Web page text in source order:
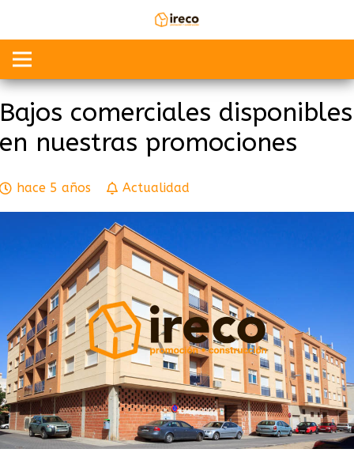
Bajos comerciales disponibles
en nuestras promociones
hace 5 años Actualidad